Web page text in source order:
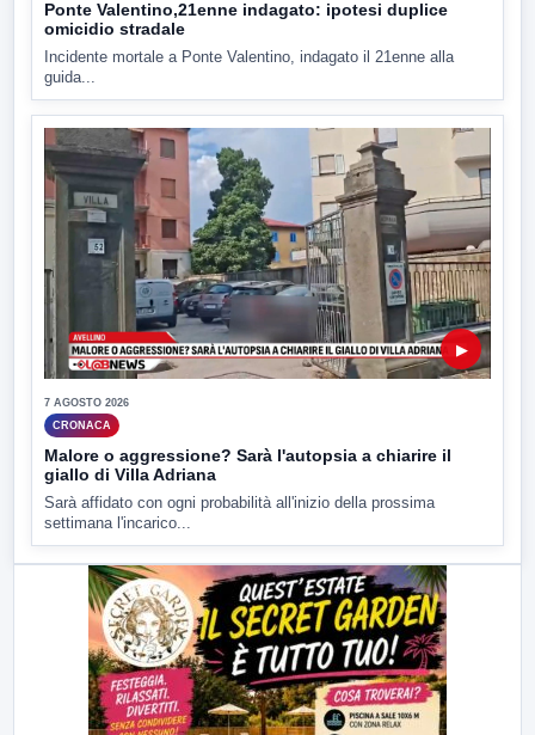
Ponte Valentino,21enne indagato: ipotesi duplice
omicidio stradale
Incidente mortale a Ponte Valentino, indagato il 21enne alla
guida...
▶
7 AGOSTO 2026
CRONACA
Malore o aggressione? Sarà l'autopsia a chiarire il
giallo di Villa Adriana
Sarà affidato con ogni probabilità all'inizio della prossima
settimana l'incarico...